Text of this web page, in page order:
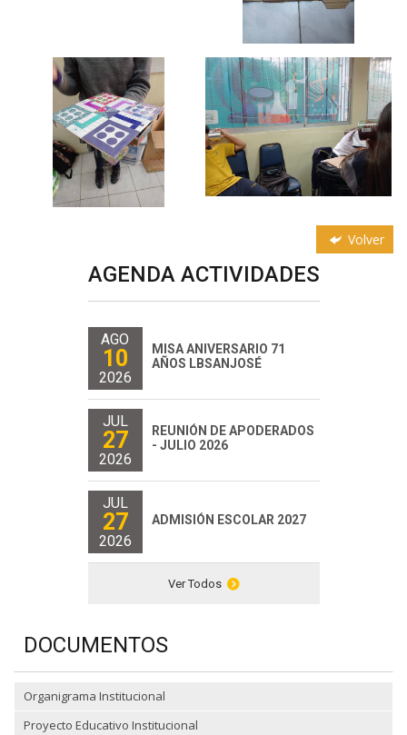
Volver
AGENDA ACTIVIDADES
AGO
10
2026
MISA ANIVERSARIO 71
AÑOS LBSANJOSÉ
JUL
27
2026
REUNIÓN DE APODERADOS
- JULIO 2026
JUL
27
2026
ADMISIÓN ESCOLAR 2027
Ver Todos
DOCUMENTOS
Organigrama Institucional
Proyecto Educativo Institucional